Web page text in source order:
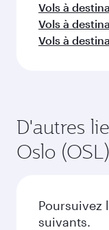
Vols à
Vols à
Vols à
D'autres
Oslo (OSL)
Poursuivez
suivants.